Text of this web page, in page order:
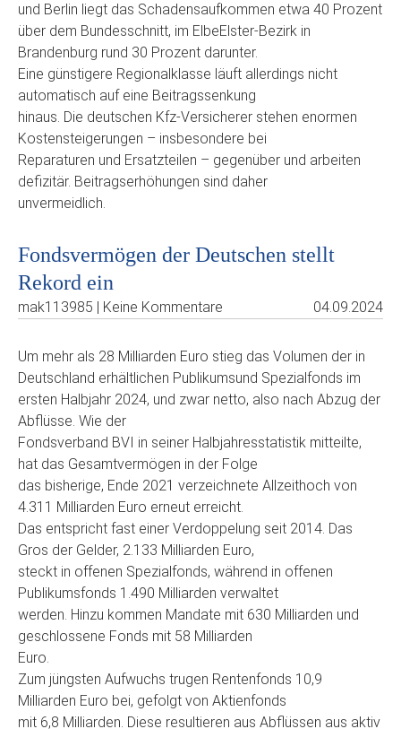
und Berlin liegt das Schadensaufkommen etwa 40 Prozent
über dem Bundesschnitt, im ElbeElster-Bezirk in
Brandenburg rund 30 Prozent darunter.
Eine günstigere Regionalklasse läuft allerdings nicht
automatisch auf eine Beitragssenkung
hinaus. Die deutschen Kfz-Versicherer stehen enormen
Kostensteigerungen – insbesondere bei
Reparaturen und Ersatzteilen – gegenüber und arbeiten
defizitär. Beitragserhöhungen sind daher
unvermeidlich.
Fondsvermögen der Deutschen stellt
Rekord ein
mak113985 | Keine Kommentare 04.09.2024
Um mehr als 28 Milliarden Euro stieg das Volumen der in
Deutschland erhältlichen Publikumsund Spezialfonds im
ersten Halbjahr 2024, und zwar netto, also nach Abzug der
Abflüsse. Wie der
Fondsverband BVI in seiner Halbjahresstatistik mitteilte,
hat das Gesamtvermögen in der Folge
das bisherige, Ende 2021 verzeichnete Allzeithoch von
4.311 Milliarden Euro erneut erreicht.
Das entspricht fast einer Verdoppelung seit 2014. Das
Gros der Gelder, 2.133 Milliarden Euro,
steckt in offenen Spezialfonds, während in offenen
Publikumsfonds 1.490 Milliarden verwaltet
werden. Hinzu kommen Mandate mit 630 Milliarden und
geschlossene Fonds mit 58 Milliarden
Euro.
Zum jüngsten Aufwuchs trugen Rentenfonds 10,9
Milliarden Euro bei, gefolgt von Aktienfonds
mit 6,8 Milliarden. Diese resultieren aus Abflüssen aus aktiv